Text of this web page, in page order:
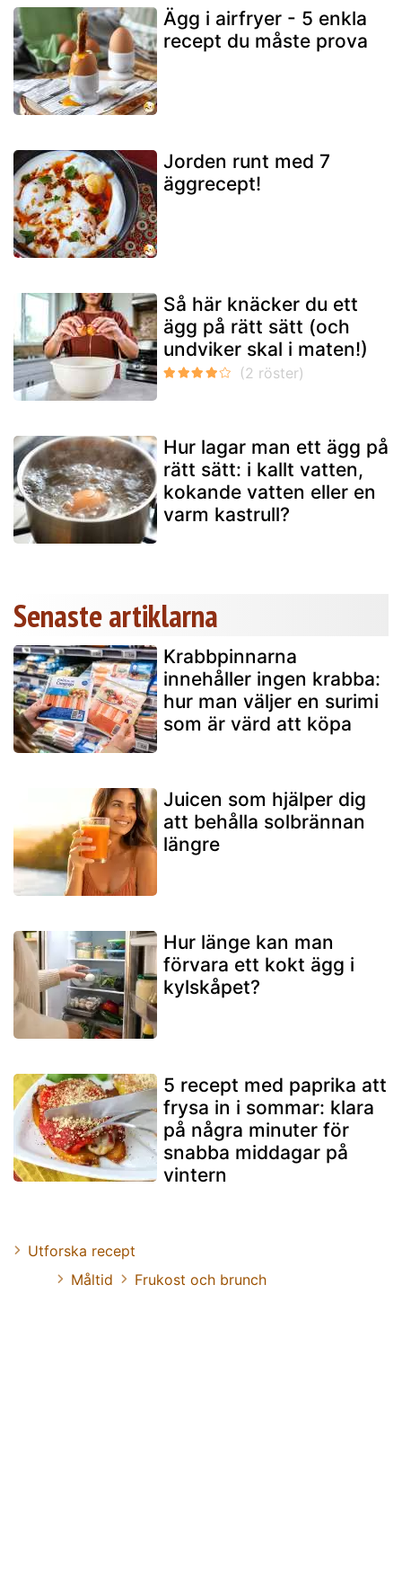
Ägg i airfryer - 5 enkla
recept du måste prova
Jorden runt med 7
äggrecept!
Så här knäcker du ett
ägg på rätt sätt (och
undviker skal i maten!)
Hur lagar man ett ägg på
rätt sätt: i kallt vatten,
kokande vatten eller en
varm kastrull?
Senaste artiklarna
Krabbpinnarna
innehåller ingen krabba:
hur man väljer en surimi
som är värd att köpa
Juicen som hjälper dig
att behålla solbrännan
längre
Hur länge kan man
förvara ett kokt ägg i
kylskåpet?
5 recept med paprika att
frysa in i sommar: klara
på några minuter för
snabba middagar på
vintern
Utforska recept
Måltid
Frukost och brunch